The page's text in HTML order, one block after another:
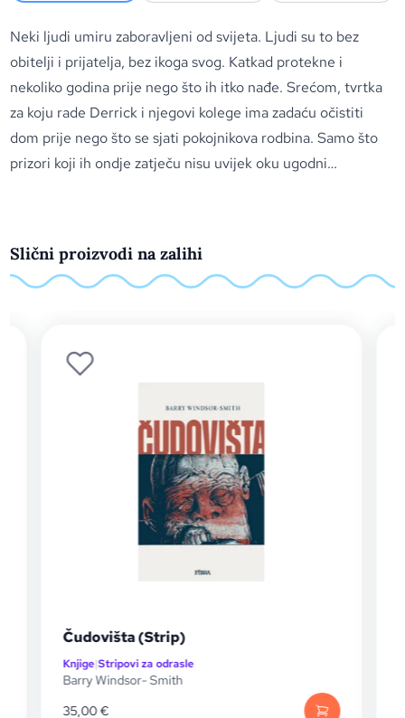
Neki ljudi umiru zaboravljeni od svijeta. Ljudi su to bez
obitelji i prijatelja, bez ikoga svog. Katkad protekne i
nekoliko godina prije nego što ih itko nađe. Srećom, tvrtka
za koju rade Derrick i njegovi kolege ima zadaću očistiti
dom prije nego što se sjati pokojnikova rodbina. Samo što
prizori koji ih ondje zatječu nisu uvijek oku ugodni…
Slični proizvodi na zalihi
za odrasle
30,00
€